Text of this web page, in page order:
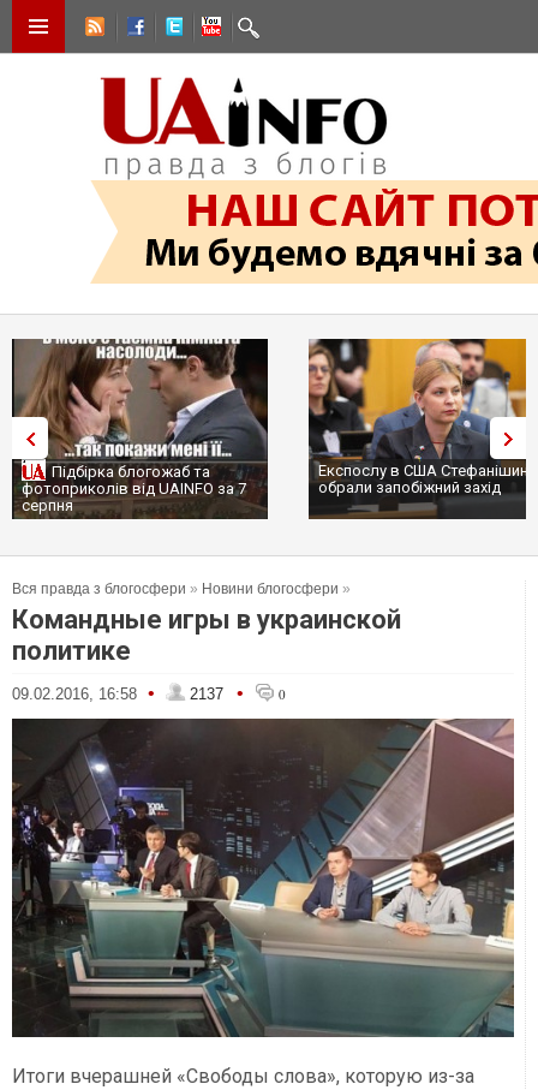
Підбірка блогожаб та
фотоприколів від UAINFO за 7
серпня
Експослу в США
обрали запобіжний захід
Вся правда з блогосфери » Новини блогосфери »
Командные игры в украинской
политике
09.02.2016, 16:58 • 2137 • 0
Итоги вчерашней «Свободы слова», которую из-за